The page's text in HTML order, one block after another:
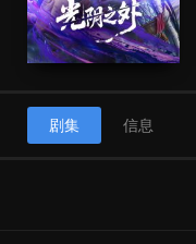
剧集 信息